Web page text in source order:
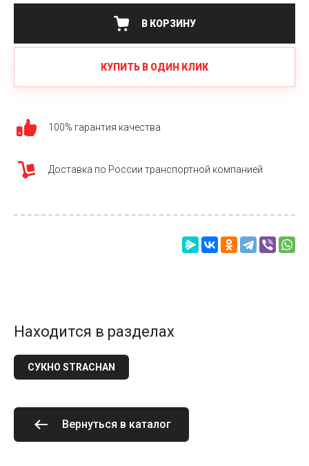
В КОРЗИНУ
КУПИТЬ В ОДИН КЛИК
100% гарантия качества
Доставка по России транспортной компанией
Находится в разделах
СУКНО STRACHAN
Вернуться в каталог